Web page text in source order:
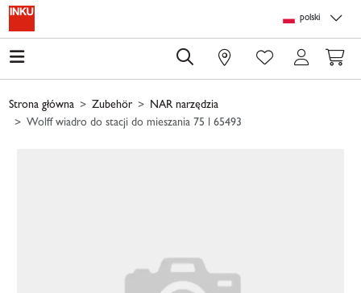
Skip to main content
polski
0
Strona główna Zubehör
NAR narzędzia
Wolff wiadro do stacji do mieszania 75 l 65493